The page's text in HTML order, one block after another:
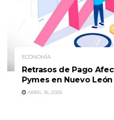
ECONOMÍA
Retrasos de Pago
Pymes en Nuevo León
ABRIL 16, 2025